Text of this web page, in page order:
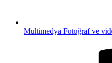
Multimedya Fotoğraf ve